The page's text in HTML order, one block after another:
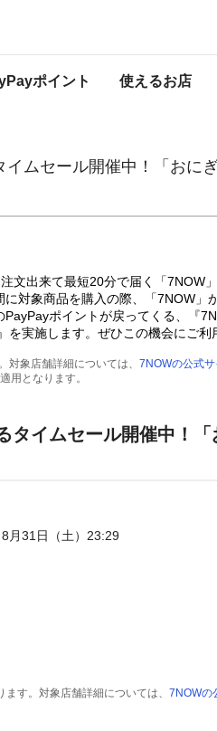
ポイント 使えるお店
PayPayか
イムセール開催中！「おに
文出来て最短20分で届く「7NOW
対象商品を購入の際、「7NOW」
ポイントが戻ってくる、『
実施します。ぜひこの機会にご利
象店舗詳細については、 7NOWの公式サ
用となります。
タイムセール開催中！「
月31日（土）23:29
す。対象店舗詳細については、 7NOWの